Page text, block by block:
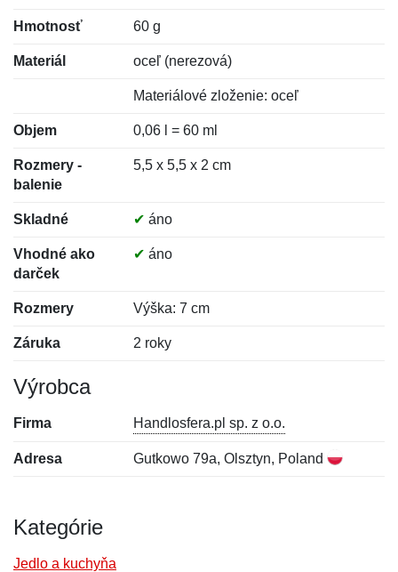
Hmotnosť 60 g
Materiál oceľ (nerezová)
Materiálové zloženie: oceľ
Objem 0,06 l = 60 ml
Rozmery -
balenie
5,5 x 5,5 x 2 cm
Skladné ✔ áno
Vhodné ako
darček
✔ áno
Rozmery Výška: 7 cm
Záruka 2 roky
Výrobca
Firma Handlosfera.pl sp. z o.o.
Adresa Gutkowo 79a, Olsztyn, Poland
Kategórie
Jedlo a kuchyňa